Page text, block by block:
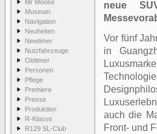
Mr Moose
Museum
Navigation
Neuheiten
Newtimer
Nutzfahrzeuge
Oldtimer
Personen
Pflege
Premiere
Presse
Produktion
R-Klasse
R129 SL-Club
neue
Vor fünf
in
auch die
Front- und